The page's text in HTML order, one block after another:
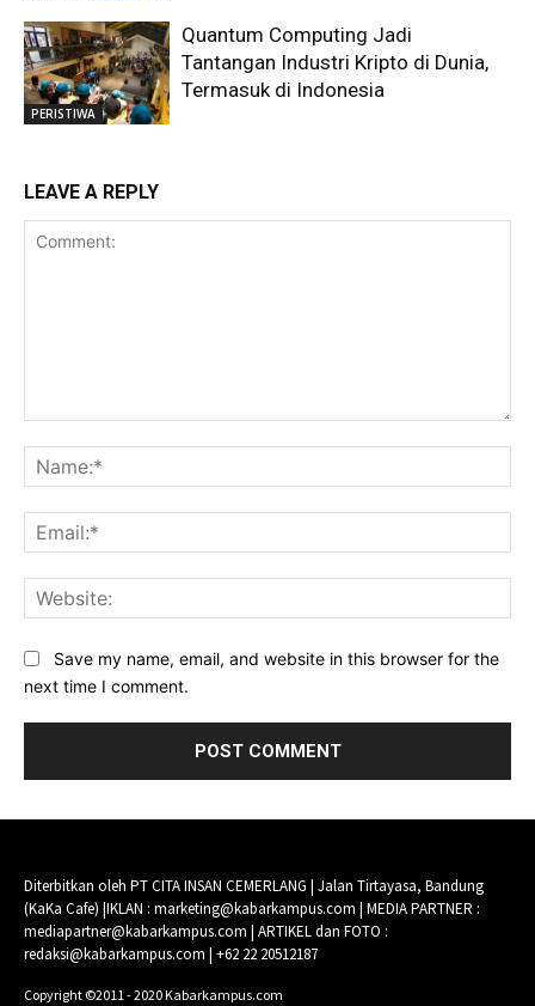
PERISTIWA
Quantum Computing Jadi
Tantangan Industri Kripto di Dunia,
Termasuk di Indonesia
LEAVE A REPLY
Save my name, email, and website in this browser for the
next time I comment.
Diterbitkan oleh PT CITA INSAN CEMERLANG | Jalan Tirtayasa, Bandung
(KaKa Cafe) |IKLAN : marketing@kabarkampus.com | MEDIA PARTNER :
mediapartner@kabarkampus.com | ARTIKEL dan FOTO :
redaksi@kabarkampus.com | +62 22 20512187
Copyright ©2011 - 2020 Kabarkampus.com